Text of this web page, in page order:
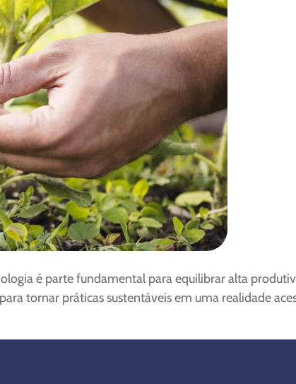
é parte fundamental para equilibrar alta
tornar práticas sustentáveis em uma realidade